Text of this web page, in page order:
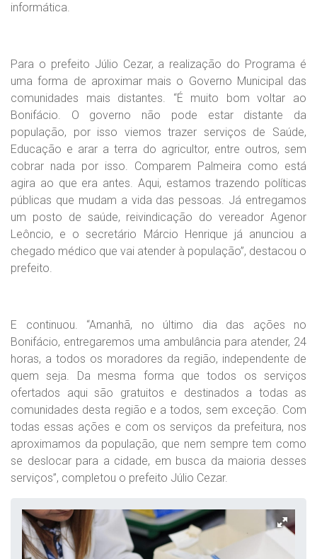
informática.
Para o prefeito Júlio Cezar, a realização do Programa é
uma forma de aproximar mais o Governo Municipal das
comunidades mais distantes. “É muito bom voltar ao
Bonifácio. O governo não pode estar distante da
população, por isso viemos trazer serviços de Saúde,
Educação e arar a terra do agricultor, entre outros, sem
cobrar nada por isso. Comparem Palmeira como está
agira ao que era antes. Aqui, estamos trazendo políticas
públicas que mudam a vida das pessoas. Já entregamos
um posto de saúde, reivindicação do vereador Agenor
Leôncio, e o secretário Márcio Henrique já anunciou a
chegado médico que vai atender à população”, destacou o
prefeito.
E continuou. “Amanhã, no último dia das ações no
Bonifácio, entregaremos uma ambulância para atender, 24
horas, a todos os moradores da região, independente de
quem seja. Da mesma forma que todos os serviços
ofertados aqui são gratuitos e destinados a todas as
comunidades desta região e a todos, sem exceção. Com
todas essas ações e com os serviços da prefeitura, nos
aproximamos da população, que nem sempre tem como
se deslocar para a cidade, em busca da maioria desses
serviços”, completou o prefeito Júlio Cezar.